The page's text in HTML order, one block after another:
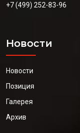
+7 (499) 252-83-96
Новости
Новости
Позиция
Галерея
Архив